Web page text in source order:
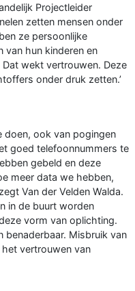
Projectleider
zetten mensen onder
ze persoonlijke
van hun kinderen en
wekt vertrouwen. Deze
onder druk zetten.’
doen, ook van pogingen
goed telefoonnummers te
gebeld en deze
meer data we hebben,
Van der Velden Walda.
in de buurt worden
vorm van oplichting.
benaderbaar. Misbruik van
vertrouwen van